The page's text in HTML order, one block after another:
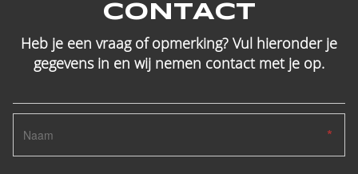
CONTACT
Heb je een vraag of opmerking? Vul hieronder je
gegevens in en wij nemen contact met je op.
*
*